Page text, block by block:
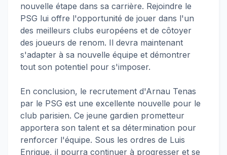
nouvelle étape dans sa carrière. Rejoindre le
PSG lui offre l'opportunité de jouer dans l'un
des meilleurs clubs européens et de côtoyer
des joueurs de renom. Il devra maintenant
s'adapter à sa nouvelle équipe et démontrer
tout son potentiel pour s'imposer.
En conclusion, le recrutement d'Arnau Tenas
par le PSG est une excellente nouvelle pour le
club parisien. Ce jeune gardien prometteur
apportera son talent et sa détermination pour
renforcer l'équipe. Sous les ordres de Luis
Enrique, il pourra continuer à progresser et se